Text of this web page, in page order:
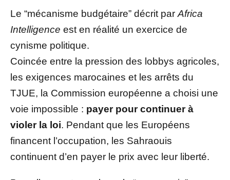
Le “mécanisme budgétaire” décrit par Africa
Intelligence est en réalité un exercice de
cynisme politique.
Coincée entre la pression des lobbys agricoles,
les exigences marocaines et les arrêts du
TJUE, la Commission européenne a choisi une
voie impossible : payer pour continuer à
violer la loi. Pendant que les Européens
financent l’occupation, les Sahraouis
continuent d’en payer le prix avec leur liberté.